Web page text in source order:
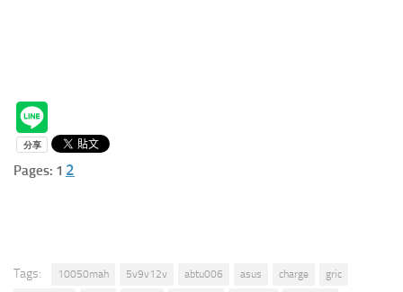
Pages: 1 2
Tags: 10050mah 5v9v12v abtu006 asus charge gric